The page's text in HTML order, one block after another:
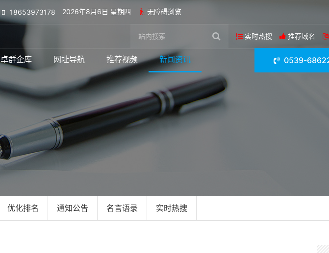
18653973178 2026年8月6日 星期四 无障碍浏览
实时热搜 推荐域名
卓群企库 网址导航 推荐视频 新闻资讯 0539-
优化排名 通知公告 名言语录 实时热搜